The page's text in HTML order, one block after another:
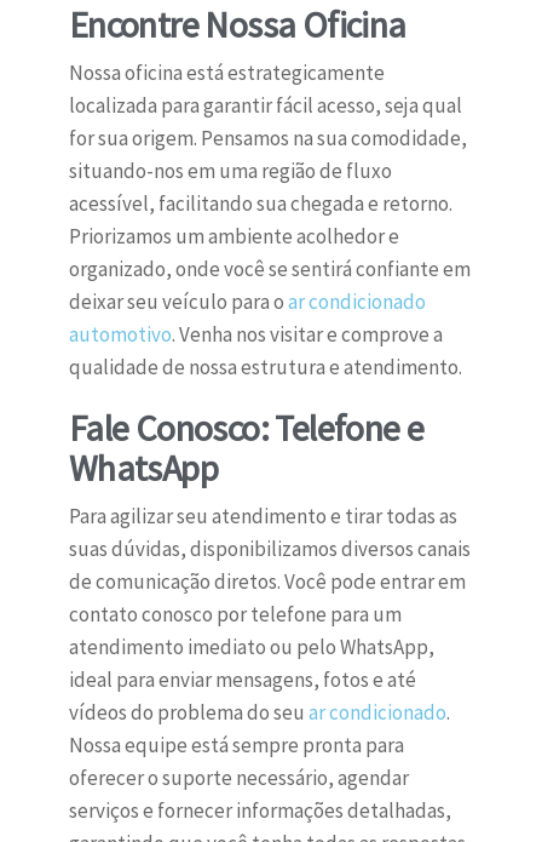
Encontre Nossa Oficina
Nossa oficina está estrategicamente
localizada para garantir fácil acesso, seja qual
for sua origem. Pensamos na sua comodidade,
situando-nos em uma região de fluxo
acessível, facilitando sua chegada e retorno.
Priorizamos um ambiente acolhedor e
organizado, onde você se sentirá confiante em
deixar seu veículo para oar condicionado
automotivo. Venha nos visitar e comprove a
qualidade de nossa estrutura e atendimento.
Fale Conosco: Telefone e
WhatsApp
Para agilizar seu atendimento e tirar todas as
suas dúvidas, disponibilizamos diversos canais
de comunicação diretos. Você pode entrar em
contato conosco por telefone para um
atendimento imediato ou pelo WhatsApp,
ideal para enviar mensagens, fotos e até
vídeos do problema do seu ar condicionado.
Nossa equipe está sempre pronta para
oferecer o suporte necessário, agendar
serviços e fornecer informações detalhadas,